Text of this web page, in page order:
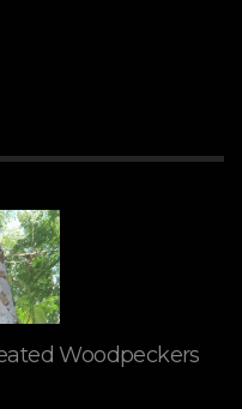
Woodpeckers